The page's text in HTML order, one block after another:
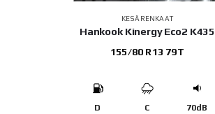
KESÄRENKAAT
Hankook Kinergy Eco2 K435
155/80 R13 79T
D C 70dB